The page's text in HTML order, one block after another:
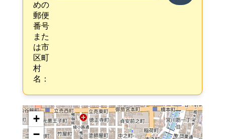
めの
郵便
番号
また
は市
区町
村
名：
+
−